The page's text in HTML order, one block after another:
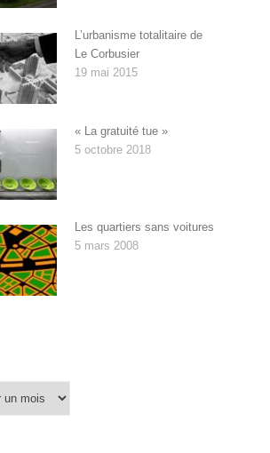
L’urbanisme totalitaire de
Le Corbusier
19 mai 2015
« La gratuité tue »
5 octobre 2018
Les quartiers sans voitures
5 mars 2008